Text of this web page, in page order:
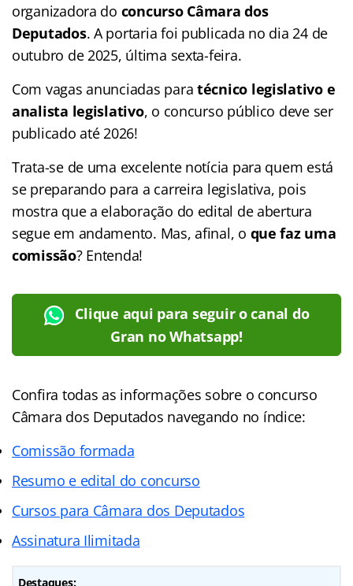
organizadora do concurso Câmara dos
Deputados. A portaria foi publicada no dia 24 de
outubro de 2025, última sexta-feira.
Com vagas anunciadas para técnico legislativo e
analista legislativo, o concurso público deve ser
publicado até 2026!
Trata-se de uma excelente notícia para quem está
se preparando para a carreira legislativa, pois
mostra que a elaboração do edital de abertura
segue em andamento. Mas, afinal, o que faz uma
comissão? Entenda!
Clique aqui para seguir o canal do
Gran no Whatsapp!
Confira todas as informações sobre o concurso
Câmara dos Deputados navegando no índice:
Comissão formada
Resumo e edital do concurso
Cursos para Câmara dos Deputados
Assinatura Ilimitada
Destaques: